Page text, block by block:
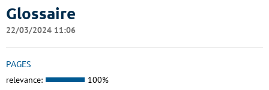
Glossaire
22/03/2024 11:06
PAGES
relevance: 100%